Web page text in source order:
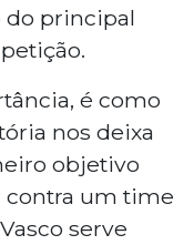
do principal
é como
nos deixa
objetivo
contra um time
serve